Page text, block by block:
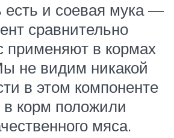
есть и соевая мука —
сравнительно
применяют в кормах
не видим никакой
в этом компоненте
корм положили
мяса.